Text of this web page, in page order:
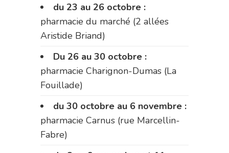
du 23 au 26 octobre :
pharmacie du marché (2 allées
Aristide Briand)
Du 26 au 30 octobre :
pharmacie Charignon-Dumas (La
Fouillade)
du 30 octobre au 6 novembre :
pharmacie Carnus (rue Marcellin-
Fabre)